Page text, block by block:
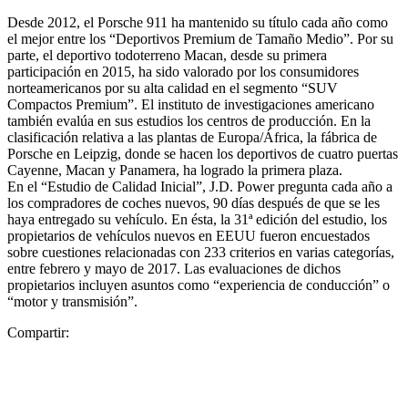
Desde 2012, el Porsche 911 ha mantenido su título cada año como
el mejor entre los “Deportivos Premium de Tamaño Medio”. Por su
parte, el deportivo todoterreno Macan, desde su primera
participación en 2015, ha sido valorado por los consumidores
norteamericanos por su alta calidad en el segmento “SUV
Compactos Premium”. El instituto de investigaciones americano
también evalúa en sus estudios los centros de producción. En la
clasificación relativa a las plantas de Europa/África, la fábrica de
Porsche en Leipzig, donde se hacen los deportivos de cuatro puertas
Cayenne, Macan y Panamera, ha logrado la primera plaza.
En el “Estudio de Calidad Inicial”, J.D. Power pregunta cada año a
los compradores de coches nuevos, 90 días después de que se les
haya entregado su vehículo. En ésta, la 31ª edición del estudio, los
propietarios de vehículos nuevos en EEUU fueron encuestados
sobre cuestiones relacionadas con 233 criterios en varias categorías,
entre febrero y mayo de 2017. Las evaluaciones de dichos
propietarios incluyen asuntos como “experiencia de conducción” o
“motor y transmisión”.
Compartir: